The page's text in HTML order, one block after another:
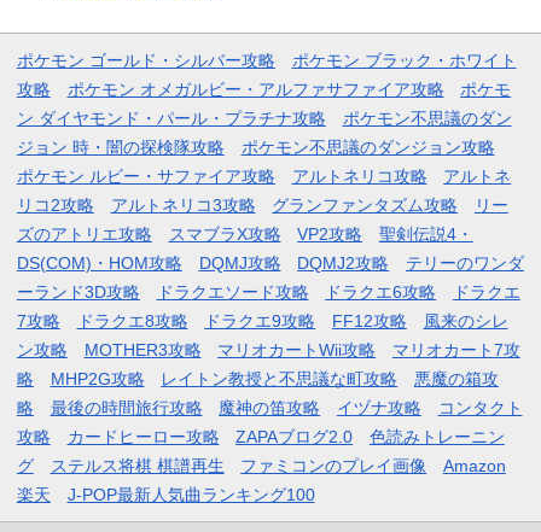
ポケモン ゴールド・シルバー攻略
ポケモン ブラック・ホワイト
攻略
ポケモン オメガルビー・アルファサファイア攻略
ポケモ
ン ダイヤモンド・パール・プラチナ攻略
ポケモン不思議のダン
ジョン 時・闇の探検隊攻略
ポケモン不思議のダンジョン攻略
ポケモン ルビー・サファイア攻略
アルトネリコ攻略
アルトネ
リコ2攻略
アルトネリコ3攻略 グランファンタズム攻略
リー
ズのアトリエ攻略
スマブラX攻略 VP2攻略
聖剣伝説4・
DS(COM)・HOM攻略
DQMJ攻略 DQMJ2攻略
テリーのワンダ
ーランド3D攻略
ドラクエソード攻略 ドラクエ6攻略
ドラクエ
7攻略
ドラクエ8攻略 ドラクエ9攻略 FF12攻略
風来のシレ
ン攻略
MOTHER3攻略 マリオカートWii攻略
マリオカート7攻
略
MHP2G攻略 レイトン教授と不思議な町攻略
悪魔の箱攻
略
最後の時間旅行攻略 魔神の笛攻略 イヅナ攻略
コンタクト
攻略
カードヒーロー攻略 ZAPAブログ2.0
色読みトレーニン
グ
ステルス将棋 棋譜再生 ファミコンのプレイ画像
Amazon
楽天
J-POP最新人気曲ランキング100